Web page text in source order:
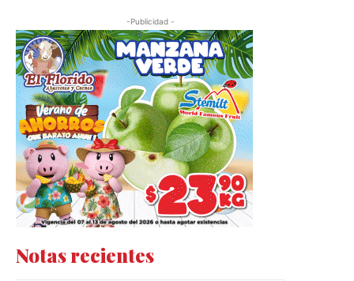
-Publicidad -
Notas recientes